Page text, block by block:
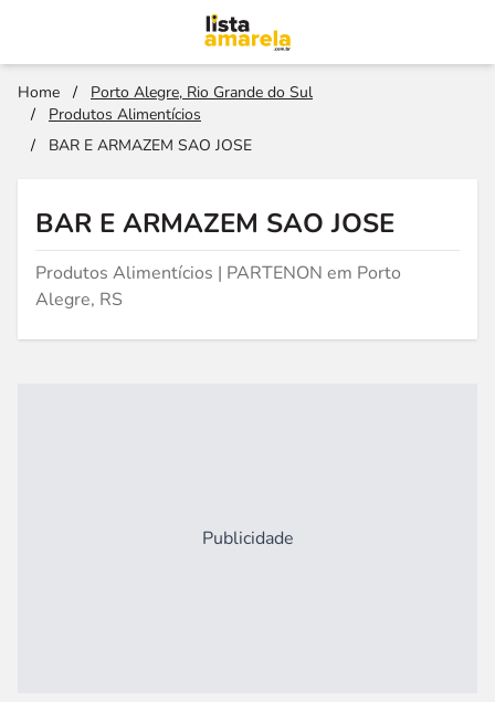
Home /
Porto Alegre, Rio Grande do Sul
/
Produtos Alimentícios
/
BAR E ARMAZEM SAO JOSE
BAR E ARMAZEM SAO JOSE
Produtos Alimentícios | PARTENON em Porto
Alegre, RS
Publicidade